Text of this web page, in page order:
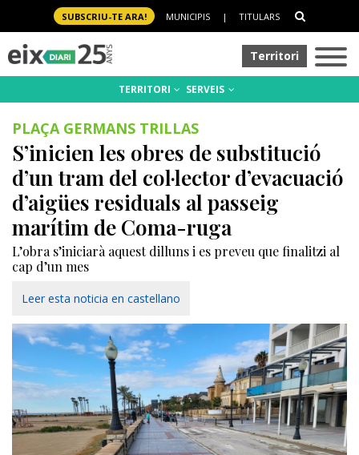
SUBSCRIU-TE ARA! MUNICIPIS | TITULARS
Territori
TERRITORI SERVEIS
PLAÇA GERMANS TRILLAS
S’inicien les obres de substitució
d’un tram del col·lector d’evacuació
d’aigües residuals al passeig
marítim de Coma-ruga
L’obra s’iniciarà aquest dilluns i es preveu que finalitzi al
cap d’un mes
Leer esta noticia en castellano